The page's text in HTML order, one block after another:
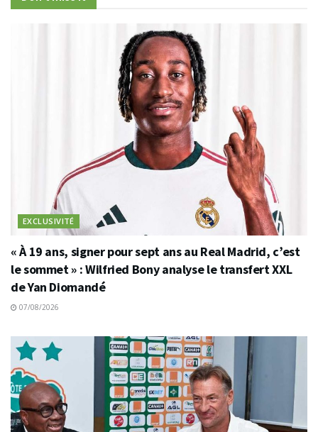
EXCLUSIVITÉ
« À 19 ans, signer pour sept ans au Real Madrid, c’est
le sommet » : Wilfried Bony analyse le transfert XXL
de Yan Diomandé
07/08/2026